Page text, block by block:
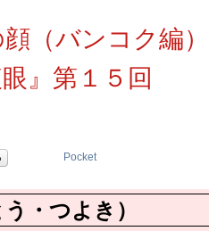
（バンコク編）
』第１５回
Pocket
・つよき）